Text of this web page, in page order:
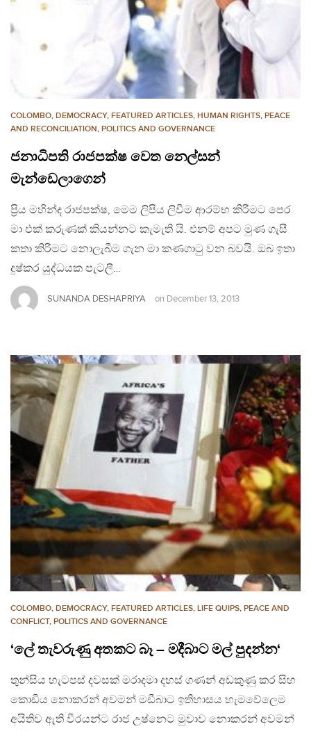
COLOMBO, DEMOCRACY, FEATURED ARTICLES, HUMAN RIGHTS, PEACE
AND RECONCILIATION, POLITICS AND GOVERNANCE
ජනාධිපති රාජපක්ෂ වෙත නෙල්සන්
මැන්ඩෙලාගෙන්
ප්‍රිය මහින්ද රාජපක්ෂ, මෙම ලිපිය ලිවීම ආරම්භ කිරීමට පෙර
මා එක් කරුණක් කියන්නට කැමැති යි. එනම් අපට මුණ ගැසී
කතා කිරිමට නොලැබීම ගැන මා කණගාටු වන බවයි. ඔබ ඉතා
දුෂ්කර යුද්ධයක පැටලී…
SUNANDA DESHAPRIYA on December 13, 2013
COLOMBO, DEMOCRACY, FEATURED ARTICLES, LIFE QUIPS, PEACE AND
CONFLICT, POLITICS AND GOVERNANCE
‘ලේ තැවරුණු අතකට බෑ – මදීබාට මල් පුදන්න‘
තුන්සිය හැටපස් දවසක් මරාදමා දහස් ගණන් අඩකුණු කර සිහ
කොඩිය නොකරන් අවමන් මඩීබාට ඉතිහාසය හැමවේලෙම
අයිතිව ඇති වීරයන්ට රාජ උෂ්නෙට මුවාව නොකරන් අවමන්